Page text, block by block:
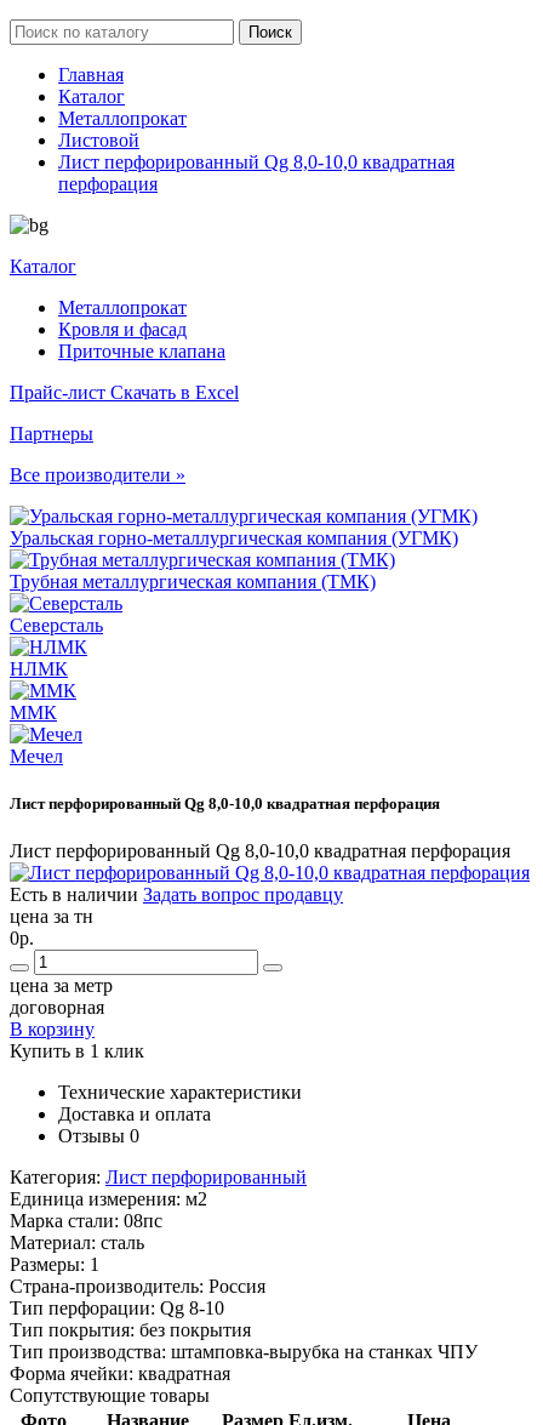
Главная
Каталог
Металлопрокат
Листовой
Лист перфорированный Qg 8,0-10,0 квадратная
перфорация
Каталог
Металлопрокат
Кровля и фасад
Приточные клапана
Прайс-лист Скачать в Excel
Партнеры
Все производители »
Уральская горно-металлургическая компания (УГМК)
Трубная металлургическая компания (ТМК)
Северсталь
НЛМК
ММК
Мечел
Лист перфорированный Qg 8,0-10,0 квадратная перфорация
Лист перфорированный Qg 8,0-10,0 квадратная перфорация
Есть в наличии Задать вопрос продавцу
цена за тн
0р.
цена за метр
договорная
В корзину
Купить в 1 клик
Технические характеристики
Доставка и оплата
Отзывы 0
Категория: Лист перфорированный
Единица измерения: м2
Марка стали: 08пс
Материал: сталь
Размеры: 1
Страна-производитель: Россия
Тип перфорации: Qg 8-10
Тип покрытия: без покрытия
Тип производства: штамповка-вырубка на станках ЧПУ
Форма ячейки: квадратная
Сопутствующие товары